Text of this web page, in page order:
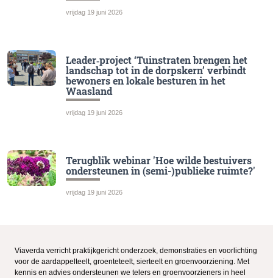
vrijdag 19 juni 2026
Leader‑project ‘Tuinstraten brengen het
landschap tot in de dorpskern’ verbindt
bewoners en lokale besturen in het
Waasland
vrijdag 19 juni 2026
Terugblik webinar 'Hoe wilde bestuivers
ondersteunen in (semi-)publieke ruimte?'
vrijdag 19 juni 2026
Viaverda verricht praktijkgericht onderzoek, demonstraties en voorlichting
voor de aardappelteelt, groenteteelt, sierteelt en groenvoorziening. Met
kennis en advies ondersteunen we telers en groenvoorzieners in heel